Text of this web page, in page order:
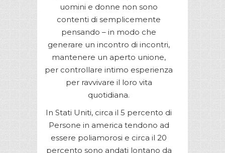
uomini e donne non sono
contenti di semplicemente
pensando – in modo che
generare un incontro di incontri,
mantenere un aperto unione,
per controllare intimo esperienza
per ravvivare il loro vita
quotidiana.
In Stati Uniti, circa il 5 percento di
Persone in america tendono ad
essere poliamorosi e circa il 20
percento sono andati lontano da